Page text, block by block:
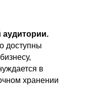
аудитории.
доступны
в
хранении